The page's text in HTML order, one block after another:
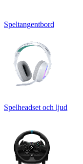
Speltangentbord
Spelheadset och ljud